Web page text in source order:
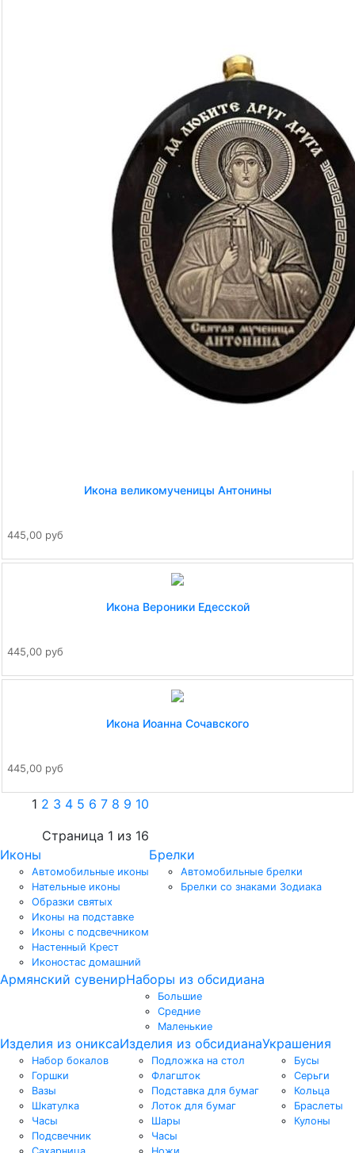
Икона великомученицы Антонины
445,00 руб
Икона Вероники Едесской
445,00 руб
Икона Иоанна Сочавского
445,00 руб
1 2 3 4 5 6 7 8 9 10
Страница 1 из 16
Иконы
Автомобильные иконы
Нательные иконы
Образки святых
Иконы на подставке
Иконы с подсвечником
Настенный Крест
Иконостас домашний
Брелки
Автомобильные брелки
Брелки со знаками Зодиака
Армянский сувенирНаборы из обсидиана
Большие
Средние
Маленькие
Изделия из оникса
Набор бокалов
Горшки
Вазы
Шкатулка
Часы
Подсвечник
Изделия из обсидиана
Подложка на стол
Флагшток
Подставка для бумаг
Лоток для бумаг
Шары
Часы
Украшения
Бусы
Серьги
Кольца
Браслеты
Кулоны